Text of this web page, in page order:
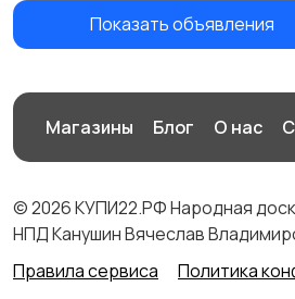
Показать объявления
Магазины Блог О нас
© 2026 КУПИ22.РФ Народная
НПД Канушин Вячеслав
Правила сервиса
Политика